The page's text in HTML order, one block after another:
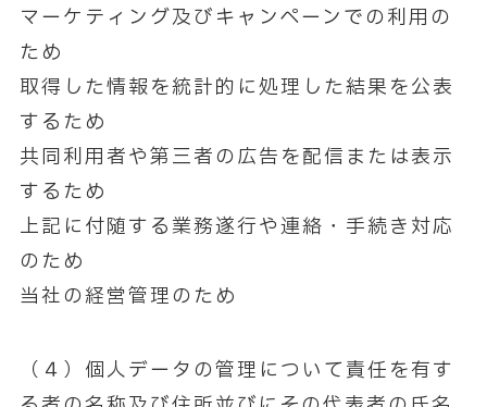
マーケティング及びキャンペーンでの利用の
ため
取得した情報を統計的に処理した結果を公表
するため
共同利用者や第三者の広告を配信または表示
するため
上記に付随する業務遂行や連絡・手続き対応
のため
当社の経営管理のため
（４）個人データの管理について責任を有す